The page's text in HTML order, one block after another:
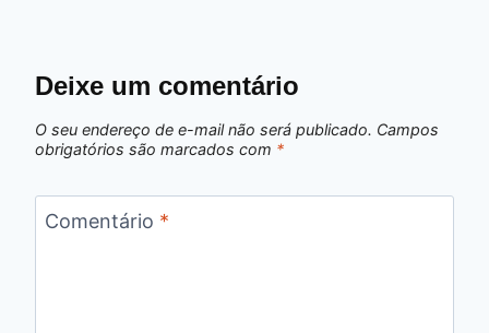
Deixe um comentário
O seu endereço de e-mail não será publicado. Campos
obrigatórios são marcados com *
Comentário *